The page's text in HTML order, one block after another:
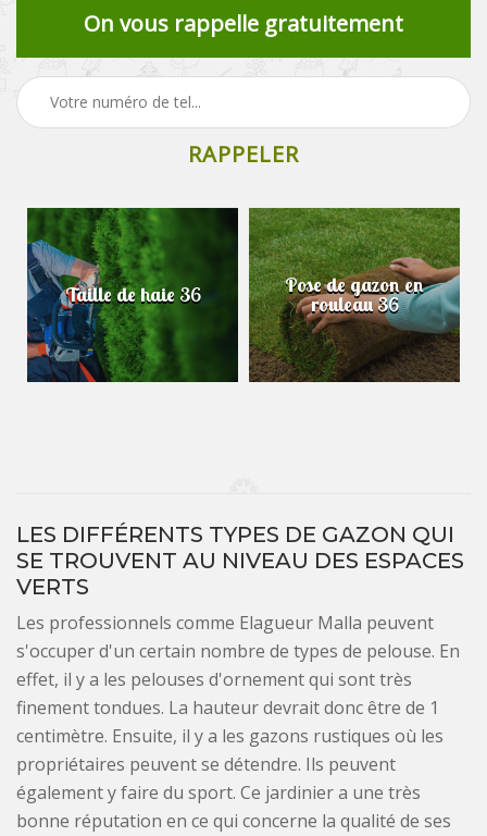
On vous rappelle gratuitement
Taille de haie 36 Pose de gazon en
rouleau 36
LES DIFFÉRENTS TYPES DE GAZON QUI
SE TROUVENT AU NIVEAU DES ESPACES
VERTS
Les professionnels comme Elagueur Malla peuvent
s'occuper d'un certain nombre de types de pelouse. En
effet, il y a les pelouses d'ornement qui sont très
finement tondues. La hauteur devrait donc être de 1
centimètre. Ensuite, il y a les gazons rustiques où les
propriétaires peuvent se détendre. Ils peuvent
également y faire du sport. Ce jardinier a une très
bonne réputation en ce qui concerne la qualité de ses